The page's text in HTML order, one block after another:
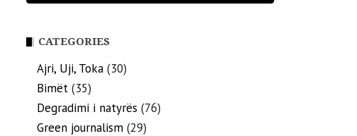
CATEGORIES
Ajri, Uji, Toka (30)
Bimët (35)
Degradimi i natyrës (76)
Green journalism (29)